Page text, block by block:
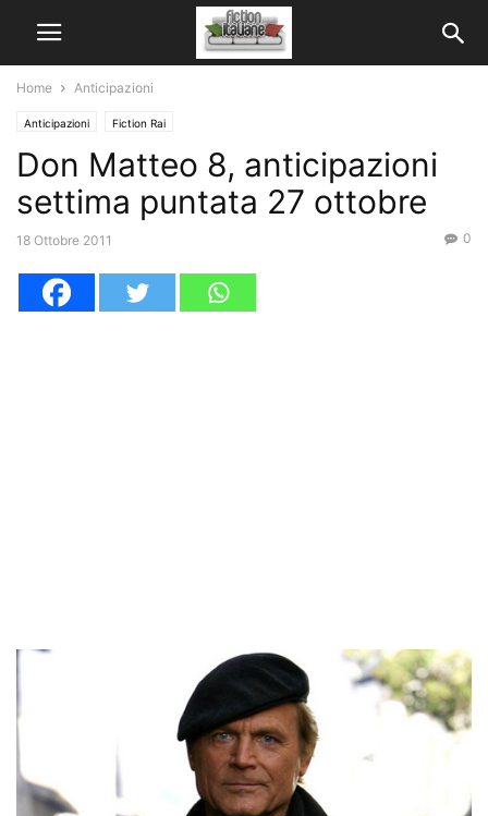
Home Anticipazioni
Anticipazioni Fiction Rai
Don Matteo 8, anticipazioni
settima puntata 27 ottobre
18 Ottobre 2011 0